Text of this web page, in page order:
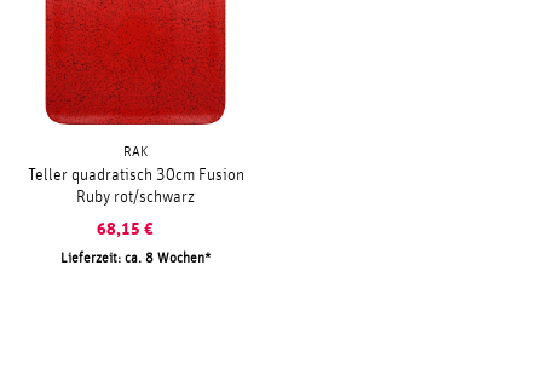
RAK
Teller quadratisch 30cm Fusion
Ruby rot/schwarz
68,15 €
Lieferzeit: ca. 8 Wochen